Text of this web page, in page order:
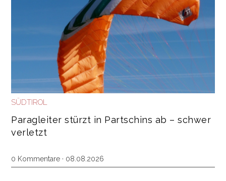
SÜDTIROL
Paragleiter stürzt in Partschins ab – schwer
verletzt
0 Kommentare · 08.08.2026